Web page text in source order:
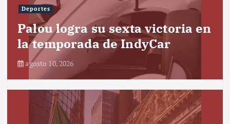
Deportes
Palou logra su sexta victoria en
la temporada de IndyCar
agosto 10, 2026